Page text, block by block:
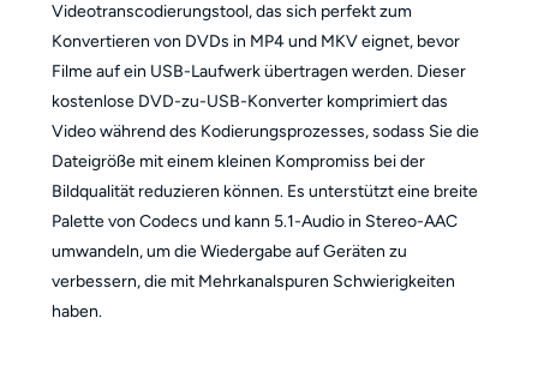
Videotranscodierungstool, das sich perfekt zum
Konvertieren von DVDs in MP4 und MKV eignet, bevor
Filme auf ein USB-Laufwerk übertragen werden. Dieser
kostenlose DVD-zu-USB-Konverter komprimiert das
Video während des Kodierungsprozesses, sodass Sie die
Dateigröße mit einem kleinen Kompromiss bei der
Bildqualität reduzieren können. Es unterstützt eine breite
Palette von Codecs und kann 5.1-Audio in Stereo-AAC
umwandeln, um die Wiedergabe auf Geräten zu
verbessern, die mit Mehrkanalspuren Schwierigkeiten
haben.